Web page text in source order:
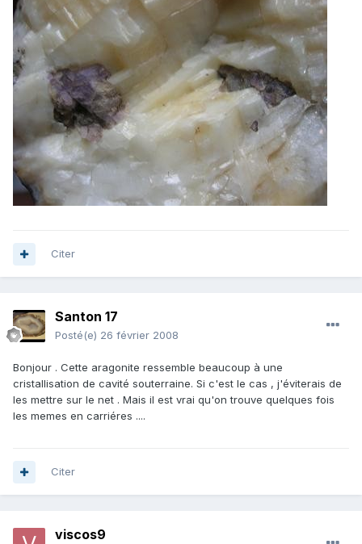
Citer
Santon 17
Posté(e) 26 février 2008
Bonjour . Cette aragonite ressemble beaucoup à une
cristallisation de cavité souterraine. Si c'est le cas , j'éviterais de
les mettre sur le net . Mais il est vrai qu'on trouve quelques fois
les memes en carriéres ....
Citer
viscos9